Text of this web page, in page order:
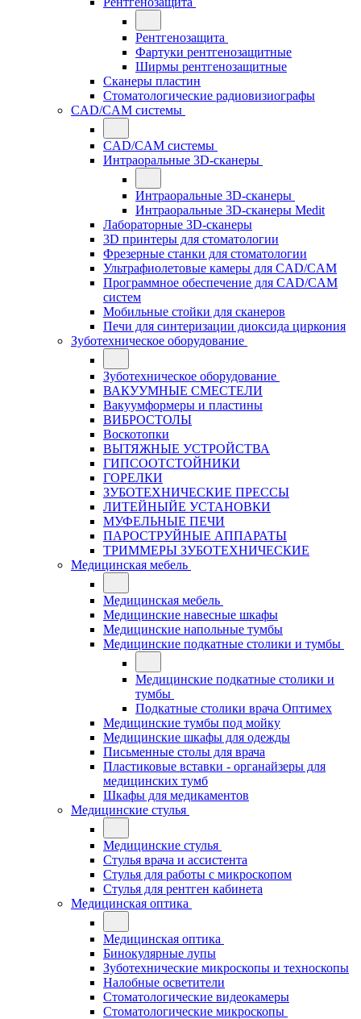
Рентгенозащита
Фартуки рентгенозащитные
Ширмы рентгенозащитные
Сканеры пластин
Стоматологические радиовизиографы
CAD/CAM системы
CAD/CAM системы
Интраоральные 3D-сканеры
Интраоральные 3D-сканеры
Интраоральные 3D-сканеры Medit
Лабораторные 3D-сканеры
3D принтеры для стоматологии
Фрезерные станки для стоматологии
Ультрафиолетовые камеры для CAD/CAM
Программное обеспечение для CAD/CAM
систем
Мобильные стойки для сканеров
Печи для синтеризации диоксида циркония
Зуботехническое оборудование
Зуботехническое оборудование
ВАКУУМНЫЕ СМЕСТЕЛИ
Вакуумформеры и пластины
ВИБРОСТОЛЫ
Воскотопки
ВЫТЯЖНЫЕ УСТРОЙСТВА
ГИПСООТСТОЙНИКИ
ГОРЕЛКИ
ЗУБОТЕХНИЧЕСКИЕ ПРЕССЫ
ЛИТЕЙНЫЙЕ УСТАНОВКИ
МУФЕЛЬНЫЕ ПЕЧИ
ПАРОСТРУЙНЫЕ АППАРАТЫ
ТРИММЕРЫ ЗУБОТЕХНИЧЕСКИЕ
Медицинская мебель
Медицинская мебель
Медицинские навесные шкафы
Медицинские напольные тумбы
Медицинские подкатные столики и тумбы
Медицинские подкатные столики и
тумбы
Подкатные столики врача Оптимех
Медицинские тумбы под мойку
Медицинские шкафы для одежды
Письменные столы для врача
Пластиковые вставки - органайзеры для
медицинских тумб
Шкафы для медикаментов
Медицинские стулья
Медицинские стулья
Стулья врача и ассистента
Стулья для работы с микроскопом
Стулья для рентген кабинета
Медицинская оптика
Медицинская оптика
Бинокулярные лупы
Зуботехнические микроскопы и техноскопы
Налобные осветители
Стоматологические видеокамеры
Стоматологические микроскопы